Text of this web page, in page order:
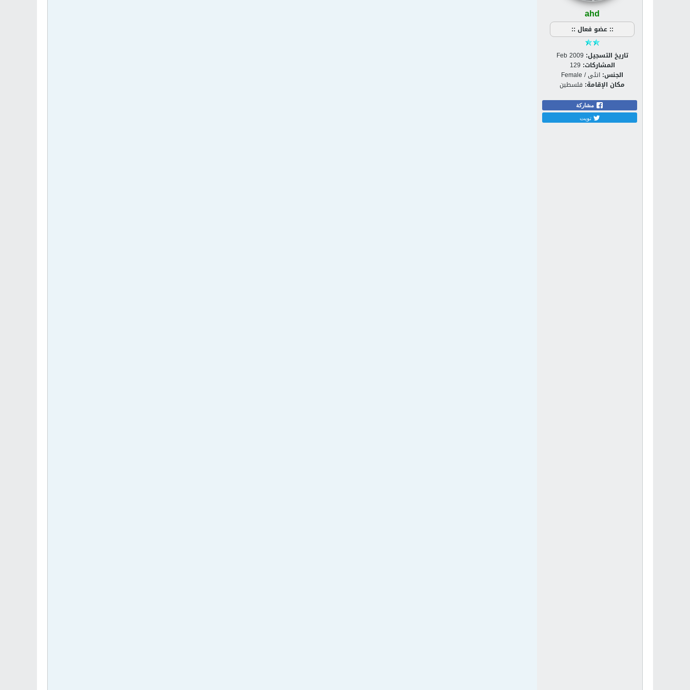
ahd
:: عضو فعال ::
تاريخ التسجيل: Feb 2009
المشاركات: 129
الجنس: انثى / Female
مكان الإقامة: فلسطين
مشاركة
تويت